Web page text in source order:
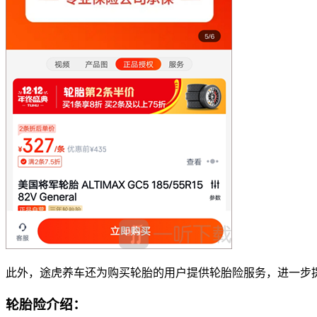
此外，途虎养车还为购买轮胎的用户提供轮胎险服务，进一步
轮胎险介绍：